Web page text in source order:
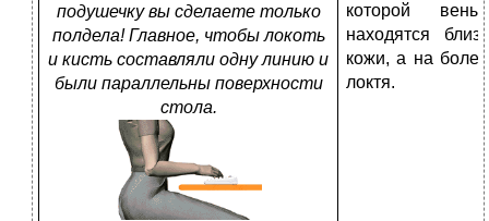
подушечку вы сделаете только
полдела! Главное, чтобы локоть
и кисть составляли одну линию и
были параллельны поверхности
стола.
которой
находятся
кожи, а на
локтя.